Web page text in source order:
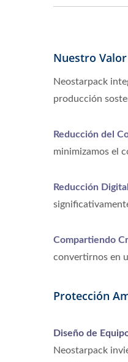
Nuestro
Neostarpack
producción
Reducción del
minimizamos el
Reducción
Compartiendo
convertirnos en
Protección
Diseño de
Neostarpack